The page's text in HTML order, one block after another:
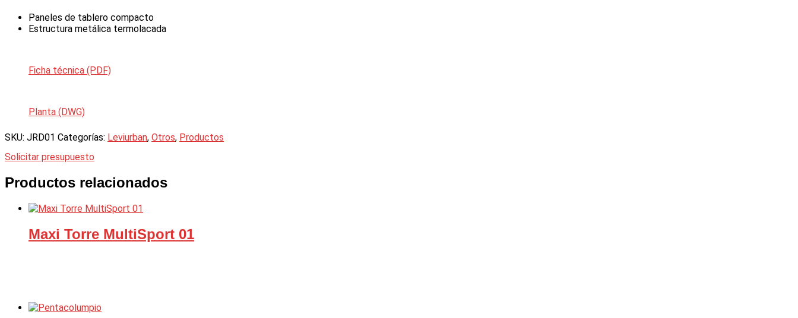
Paneles de tablero compacto
Estructura metálica termolacada
Ficha técnica (PDF)
Planta (DWG)
SKU: JRD01 Categorías: Leviurban, Otros, Productos
Solicitar presupuesto
Productos relacionados
Maxi Torre MultiSport 01